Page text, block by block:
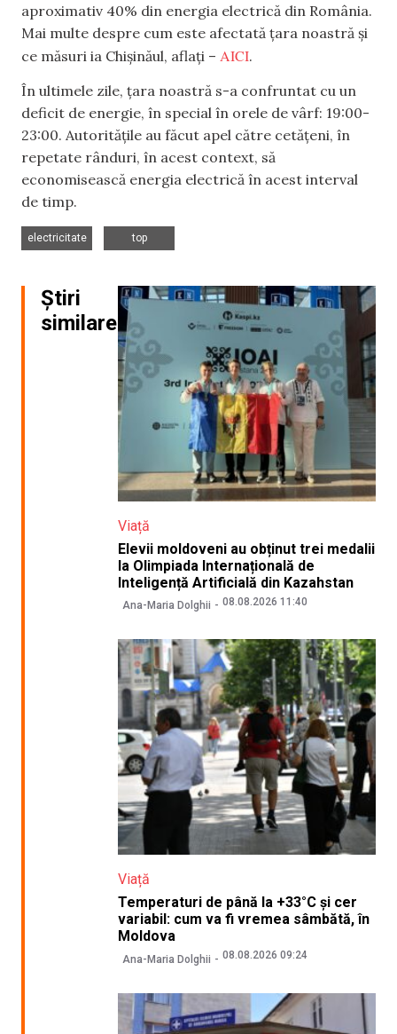
aproximativ 40% din energia electrică din România.
Mai multe despre cum este afectată țara noastră și
ce măsuri ia Chișinăul, aflați – AICI.
În ultimele zile, țara noastră s-a confruntat cu un
deficit de energie, în special în orele de vârf: 19:00-
23:00. Autoritățile au făcut apel către cetățeni, în
repetate rânduri, în acest context, să
economisească energia electrică în acest interval
de timp.
electricitate
top
Știri
similare
Viață
Elevii moldoveni au obținut trei medalii
la Olimpiada Internațională de
Inteligență Artificială din Kazahstan
Ana-Maria Dolghii 08.08.2026 11:40
Viață
Temperaturi de până la +33°C și cer
variabil: cum va fi vremea sâmbătă, în
Moldova
Ana-Maria Dolghii 08.08.2026 09:24